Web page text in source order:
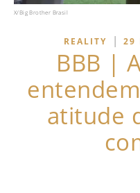
X/Big Brother Brasil
REALITY | 29
BBB |
atitude